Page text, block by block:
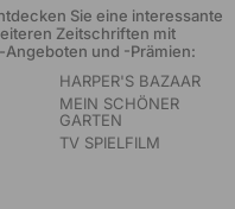
Sie eine interessante
Zeitschriften mit
Angeboten und -Prämien:
HARPER'S BAZAAR
MEIN SCHÖNER
GARTEN
TV SPIELFILM